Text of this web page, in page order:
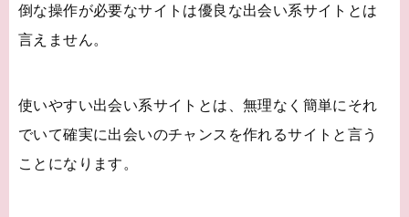
倒な操作が必要なサイトは優良な出会い系サイトとは
言えません。
使いやすい出会い系サイトとは、無理なく簡単にそれ
でいて確実に出会いのチャンスを作れるサイトと言う
ことになります。